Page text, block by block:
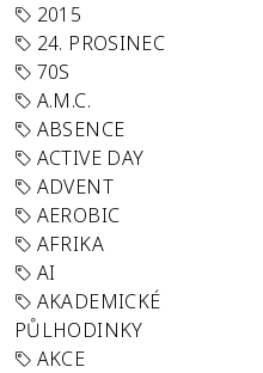
2015
24. PROSINEC
70S
A.M.C.
ABSENCE
ACTIVE DAY
ADVENT
AEROBIC
AFRIKA
AI
AKADEMICKÉ
PŮLHODINKY
AKCE